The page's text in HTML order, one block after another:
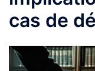
cas de